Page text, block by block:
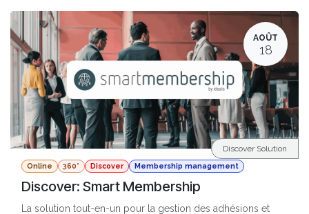
AOÛT
18
Online 360° Discover Membership management
Discover: Smart Membership
La solution tout-en-un pour la gestion des adhésions et
Discover Solution